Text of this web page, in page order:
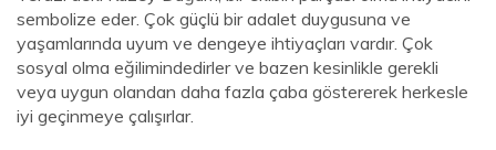
sembolize eder. Çok güçlü bir adalet duygusuna ve
yaşamlarında uyum ve dengeye ihtiyaçları vardır. Çok
sosyal olma eğilimindedirler ve bazen kesinlikle gerekli
veya uygun olandan daha fazla çaba göstererek herkesle
iyi geçinmeye çalışırlar.